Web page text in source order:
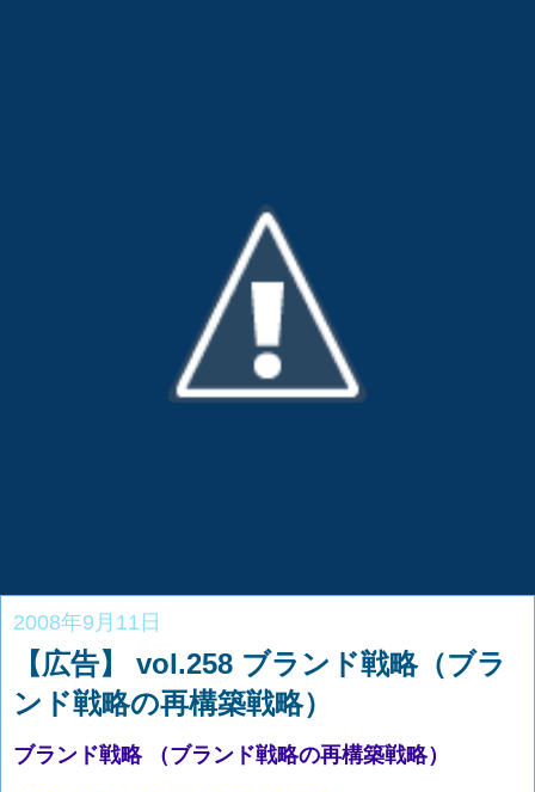
2008年9月11日
【広告】 vol.258 ブランド戦略（ブラ
ンド戦略の再構築戦略）
ブランド戦略 （ブランド戦略の再構築戦略）